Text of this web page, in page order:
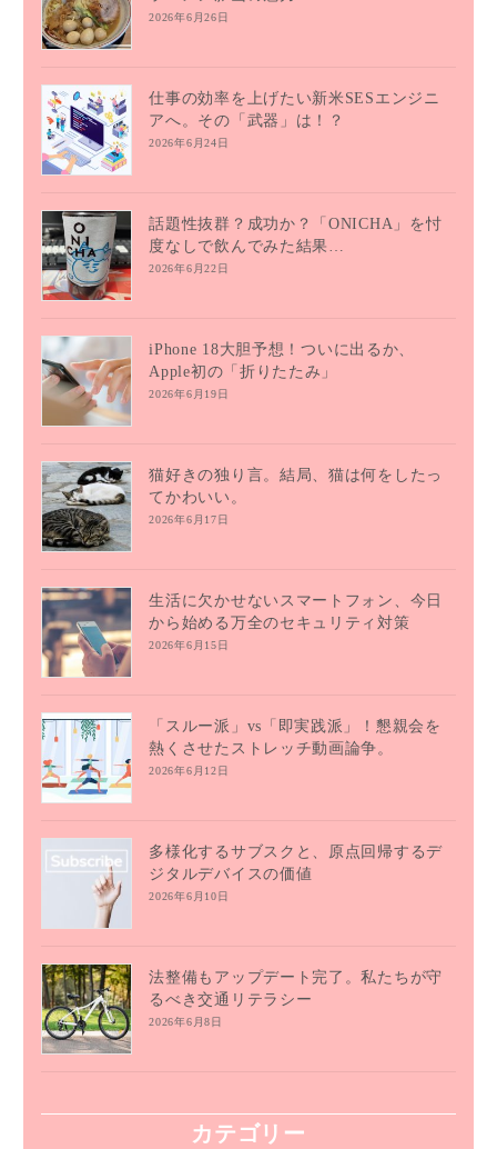
2026年6月26日
仕事の効率を上げたい新米SESエンジニ
アへ。その「武器」は！？
2026年6月24日
話題性抜群？成功か？「ONICHA」を忖
度なしで飲んでみた結果…
2026年6月22日
iPhone 18大胆予想！ついに出るか、
Apple初の「折りたたみ」
2026年6月19日
猫好きの独り言。結局、猫は何をしたっ
てかわいい。
2026年6月17日
生活に欠かせないスマートフォン、今日
から始める万全のセキュリティ対策
2026年6月15日
「スルー派」vs「即実践派」！懇親会を
熱くさせたストレッチ動画論争。
2026年6月12日
多様化するサブスクと、原点回帰するデ
ジタルデバイスの価値
2026年6月10日
法整備もアップデート完了。私たちが守
るべき交通リテラシー
2026年6月8日
カテゴリー